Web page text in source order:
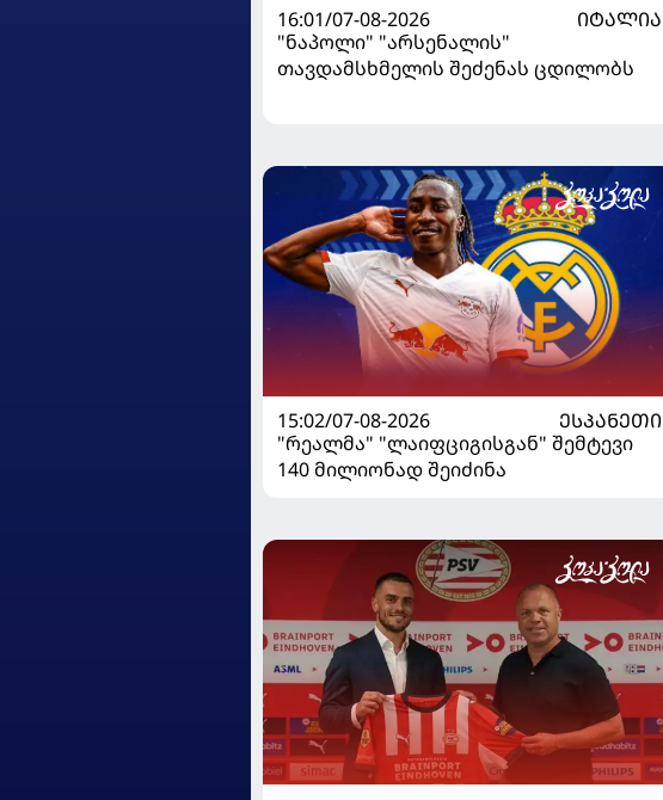
16:01/07-08-2026
ᲘᲢᲐᲚᲘᲐ
"ნაპოლი" "არსენალის"
თავდამსხმელის შეძენას ცდილობს
15:02/07-08-2026
ᲔᲡᲞᲐᲜᲔᲗᲘ
"რეალმა" "ლაიფციგისგან" შემტევი
140 მილიონად შეიძინა